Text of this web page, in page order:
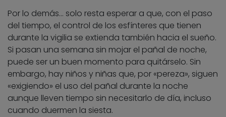
Por lo demás… solo resta esperar a que, con el paso
del tiempo, el control de los esfínteres que tienen
durante la vigilia se extienda también hacia el sueño.
Si pasan una semana sin mojar el pañal de noche,
puede ser un buen momento para quitárselo. Sin
embargo, hay niños y niñas que, por «pereza», siguen
«exigiendo» el uso del pañal durante la noche
aunque lleven tiempo sin necesitarlo de día, incluso
cuando duermen la siesta.